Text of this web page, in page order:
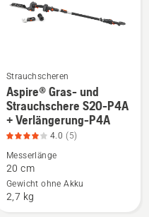
Produktbewertung
Mehr
Details
Aspire®
Gras-
und
Strauchschere
Strauchscheren
Aspire® Gras- und
Strauchschere S20-P4A
+ Verlängerung-P4A
4.0 (5)
Messerlänge
20 cm
Gewicht ohne Akku
2,7 kg